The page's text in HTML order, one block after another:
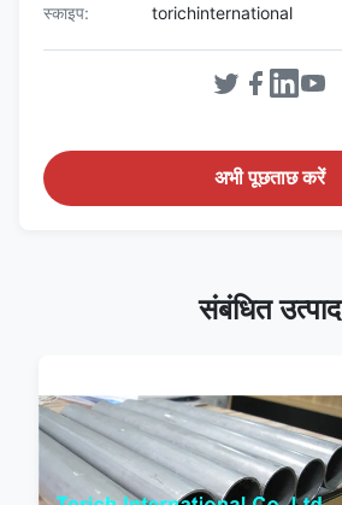
स्काइप:
torichinternational
अभी पूछताछ करें
संबंधित उत्पाद